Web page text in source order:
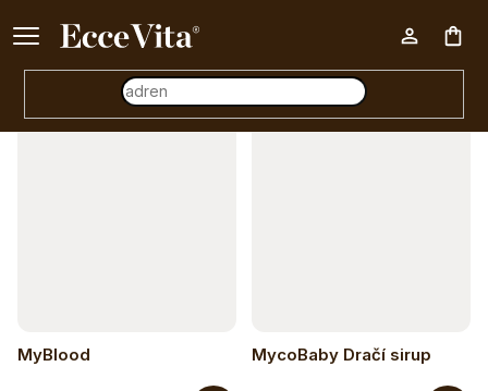
Ke každému nákupu nad 500 Kč dárek zdarma 📦
z
n
u
V
r
MyBlood MycoBaby Dračí sirup